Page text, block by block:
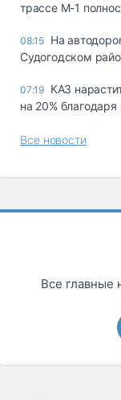
трассе М-1
08:15 На
Судогодском
07:19 КАЗ
на 20%
Все новости
Все главные